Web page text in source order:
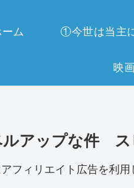
ム
ルアップな件
フィリエイト広告を利用